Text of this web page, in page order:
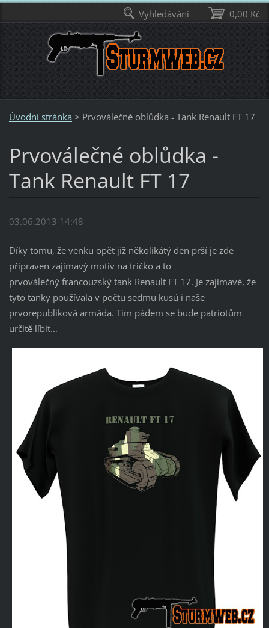
Úvodní stránka > Prvoválečné oblůdka - Tank Renault FT 17
Prvoválečné oblůdka -
Tank Renault FT 17
03.06.2013 14:48
Díky tomu, že venku opět již několikátý den prší je zde
připraven zajímavý motiv na tričko a to
prvoválečný francouzský tank Renault FT 17. Je zajímavé, že
tyto tanky používala v počtu sedmu kusů i naše
prvorepubliková armáda. Tím pádem se bude patriotům
určitě líbit...
0,00 Kč
Vyhledávání